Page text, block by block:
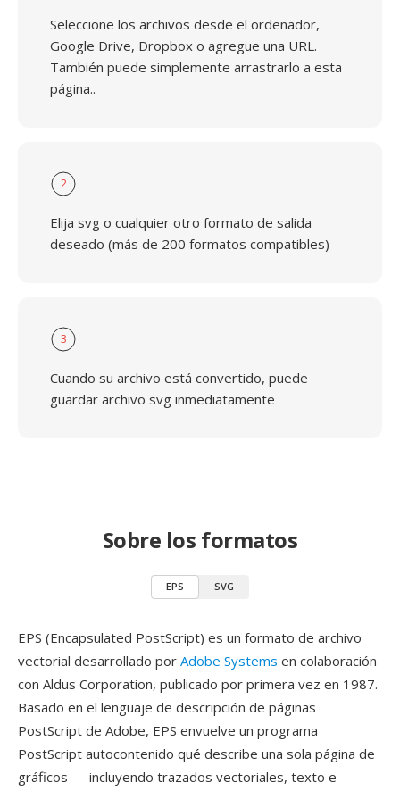
Seleccione los archivos desde el ordenador,
Google Drive, Dropbox o agregue una URL.
También puede simplemente arrastrarlo a esta
página..
2
Elija svg o cualquier otro formato de salida
deseado (más de 200 formatos compatibles)
3
Cuando su archivo está convertido, puede
guardar archivo svg inmediatamente
Sobre los formatos
EPS SVG
EPS (Encapsulated PostScript) es un formato de archivo
vectorial desarrollado por Adobe Systems en colaboración
con Aldus Corporation, publicado por primera vez en 1987.
Basado en el lenguaje de descripción de páginas
PostScript de Adobe, EPS envuelve un programa
PostScript autocontenido qué describe una sola página de
gráficos — incluyendo trazados vectoriales, texto e